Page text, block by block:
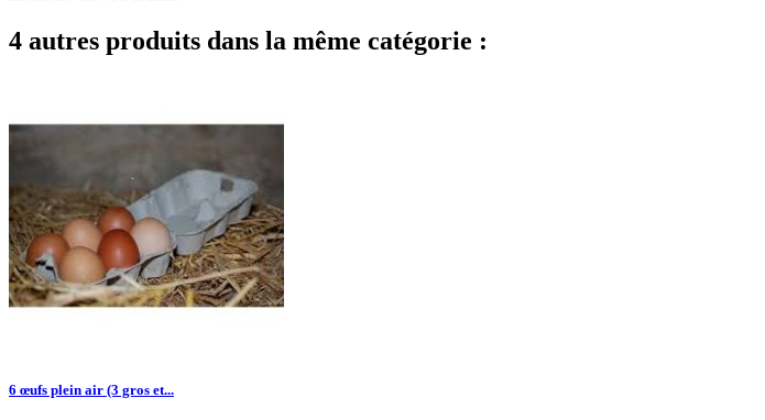
4 autres produits dans la même catégorie :
6 œufs plein air (3 gros et...